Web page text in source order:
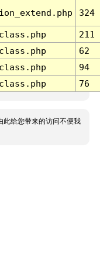
324
211
62
94
76
此给您带来的访问不便我